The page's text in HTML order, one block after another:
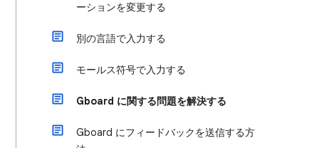
ーションを変更する
別の言語で入力する
モールス符号で入力する
Gboard に関する問題を解決する
Gboard にフィードバックを送信する方